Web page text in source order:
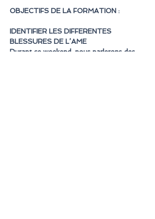
OBJECTIFS DE LA FORMATION :
IDENTIFIER LES DIFFERENTES
BLESSURES DE L’AME
Durant ce weekend, nous parlerons des